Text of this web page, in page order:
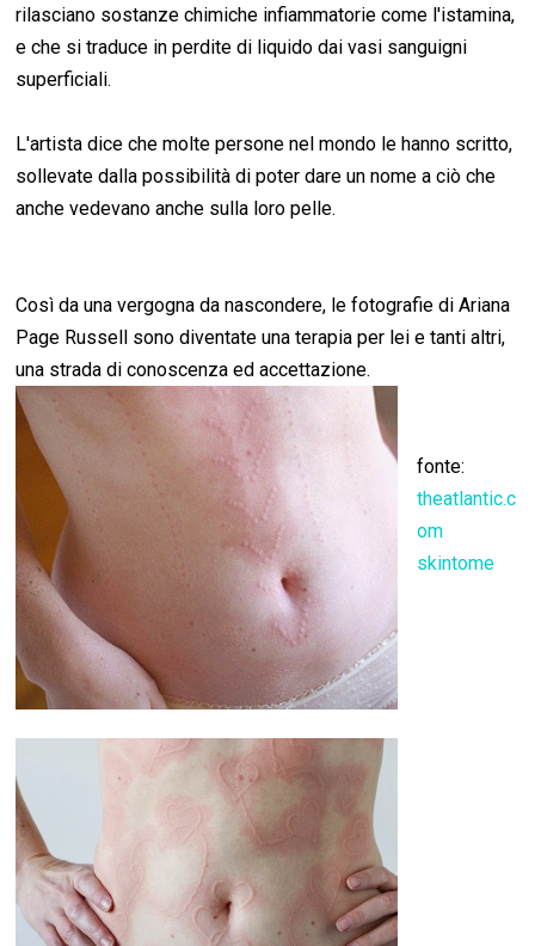
rilasciano sostanze chimiche infiammatorie come l'istamina,
e che si traduce in perdite di liquido dai vasi sanguigni
superficiali.
L'artista dice che molte persone nel mondo le hanno scritto,
sollevate dalla possibilità di poter dare un nome a ciò che
anche vedevano anche sulla loro pelle.
Così da una vergogna da nascondere, le fotografie di Ariana
Page Russell sono diventate una terapia per lei e tanti altri,
una strada di conoscenza ed accettazione.
fonte:
theatlantic.c
om
skintome